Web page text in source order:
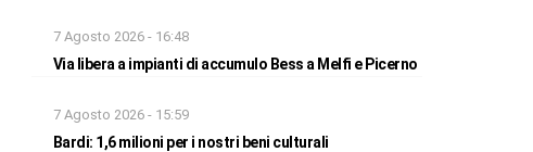
7 Agosto 2026 - 16:48
Via libera a impianti di accumulo Bess a Melfi e Picerno
7 Agosto 2026 - 15:59
Bardi: 1,6 milioni per i nostri beni culturali